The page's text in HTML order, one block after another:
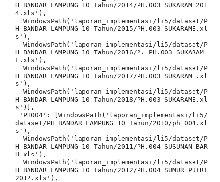
H BANDAR LAMPUNG 10 Tahun/2014/PH.003 SUKARAME201
4.xls'),
H BANDAR LAMPUNG 10 Tahun/2015/PH.003 SUKARAME.xl
s'),
H BANDAR LAMPUNG 10 Tahun/2016/2. PH.003 SUKARAM
E.xls'),
H BANDAR LAMPUNG 10 Tahun/2017/PH.003 SUKARAME.xl
s'),
H BANDAR LAMPUNG 10 Tahun/2018/PH.003 SUKARAME.xl
s')],
dataset/PH BANDAR LAMPUNG 10 Tahun/2010/ph 004.xl
s'),
H BANDAR LAMPUNG 10 Tahun/2011/PH.004 SUSUNAN BAR
U.xls'),
H BANDAR LAMPUNG 10 Tahun/2012/PH.004 SUMUR PUTRI
2012.xls'),